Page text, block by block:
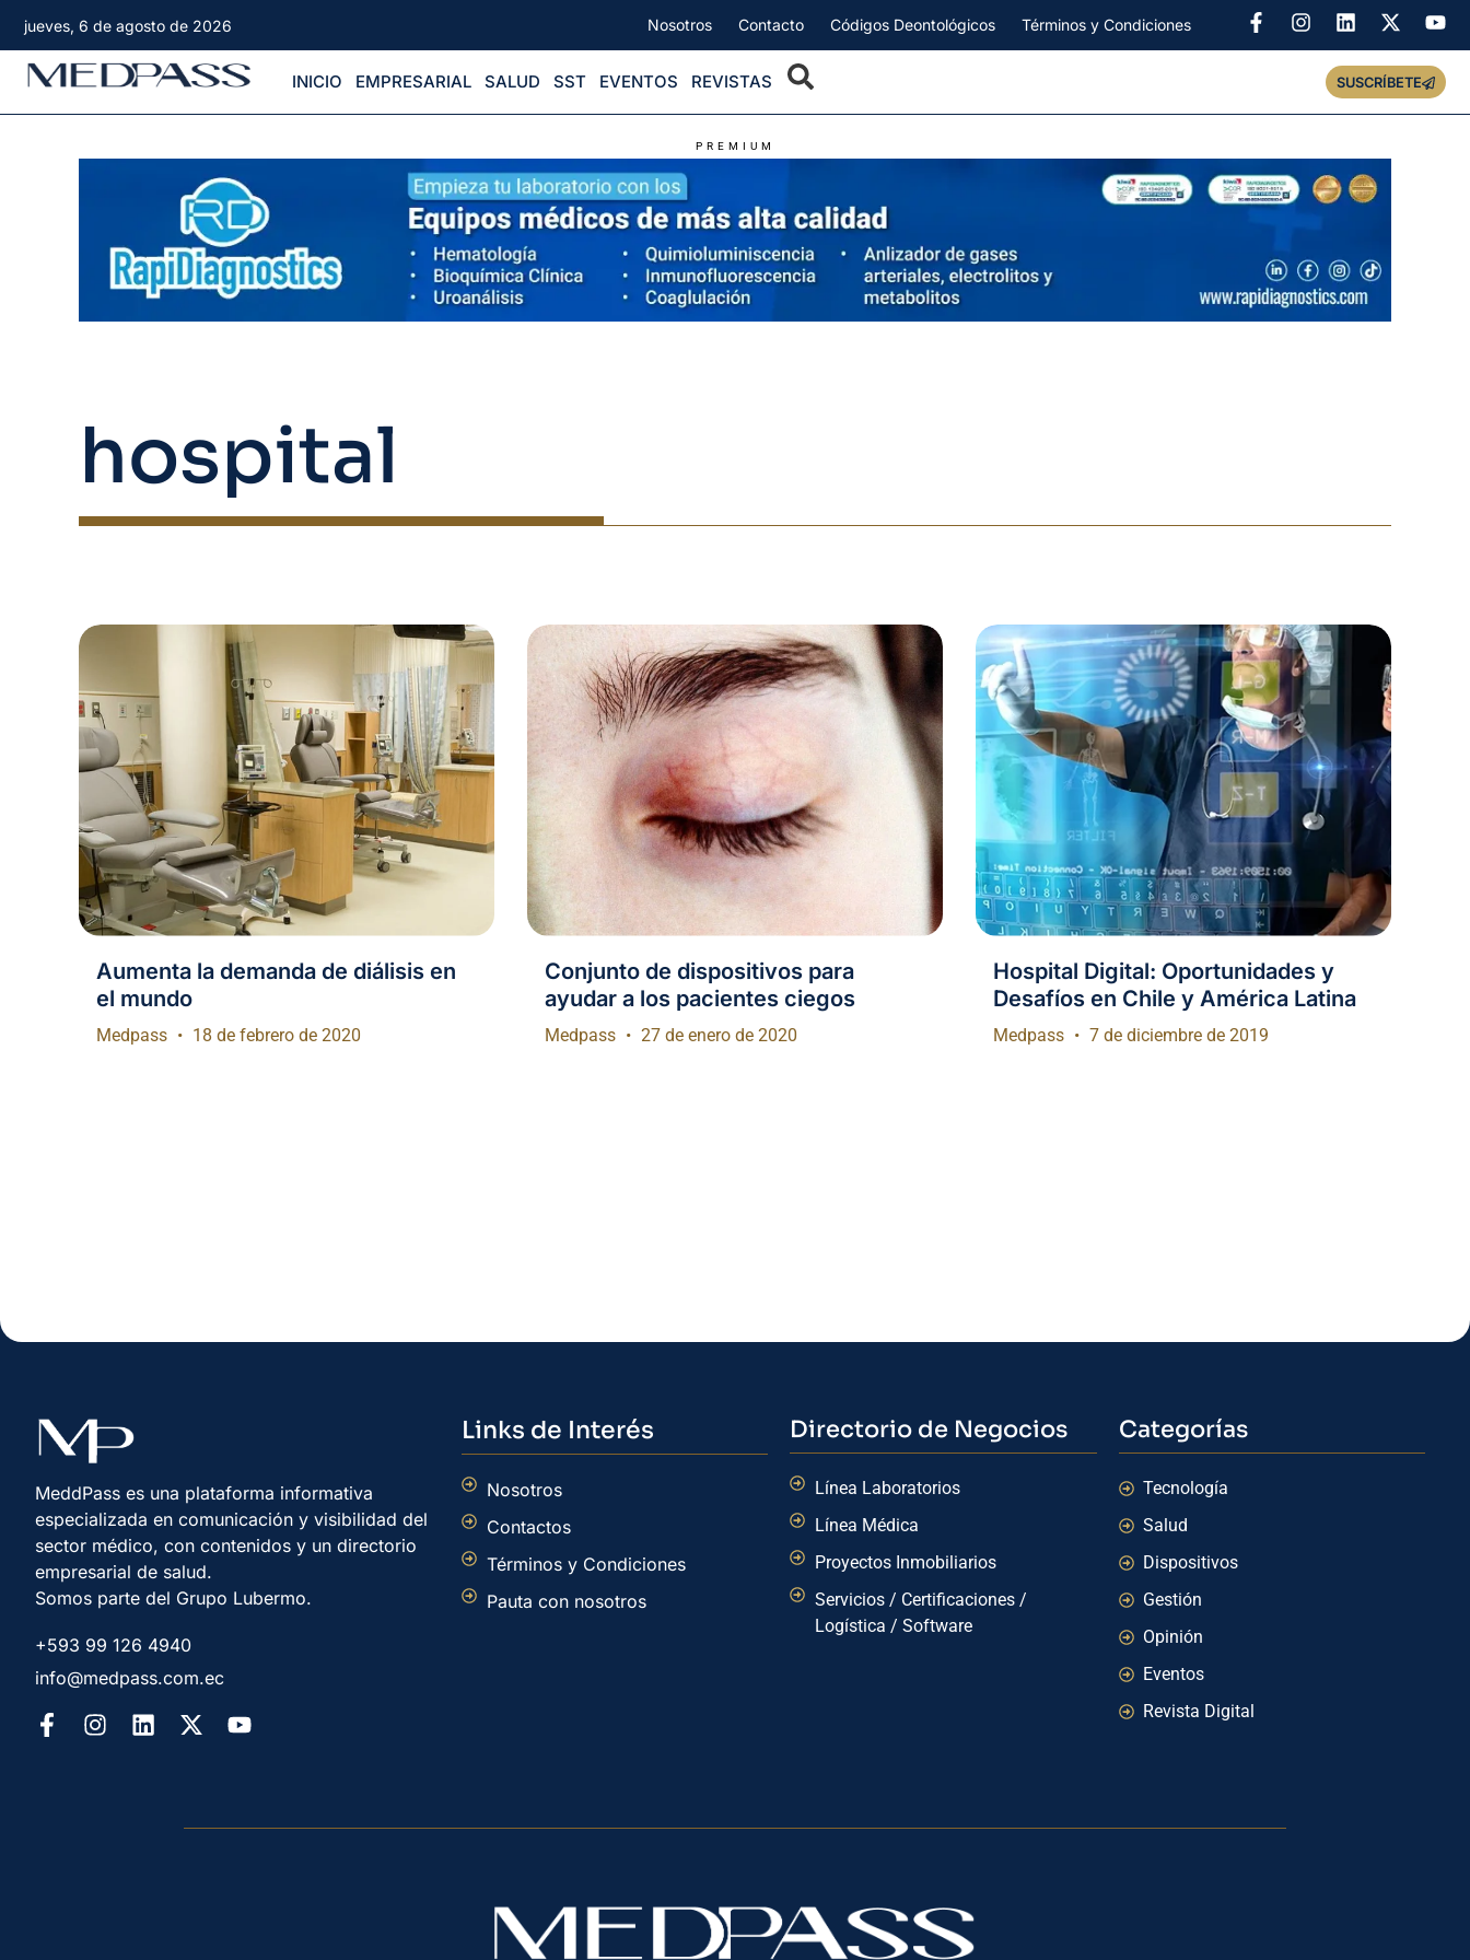
jueves, 6 de agosto de 2026 Nosotros Contacto Códigos Deontológicos Términos y Condiciones
INICIO EMPRESARIAL SALUD SST EVENTOS REVISTAS SUSCRÍBETE
PREMIUM
hospital
Aumenta la demanda de diálisis en
el mundo
Medpass 18 de febrero de 2020
Conjunto de dispositivos para
ayudar a los pacientes ciegos
Medpass 27 de enero de 2020
Hospital Digital: Oportunidades y
Desafíos en Chile y América Latina
Medpass 7 de diciembre de 2019
MeddPass es una plataforma informativa
especializada en comunicación y visibilidad del
sector médico, con contenidos y un directorio
empresarial de salud.
Somos parte del Grupo Lubermo.
+593 99 126 4940
info@medpass.com.ec
Links de Interés
Nosotros
Contactos
Términos y Condiciones
Pauta con nosotros
Directorio de Negocios
Línea Laboratorios
Línea Médica
Proyectos Inmobiliarios
Servicios / Certificaciones /
Logística / Software
Categorías
Tecnología
Salud
Dispositivos
Gestión
Opinión
Eventos
Revista Digital